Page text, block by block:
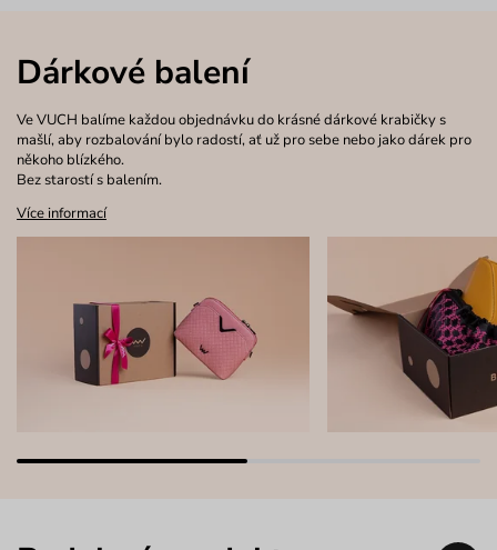
Dárkové balení
Ve VUCH balíme každou objednávku do krásné dárkové krabičky s
mašlí, aby rozbalování bylo radostí, ať už pro sebe nebo jako dárek pro
někoho blízkého.
Bez starostí s balením.
Více informací